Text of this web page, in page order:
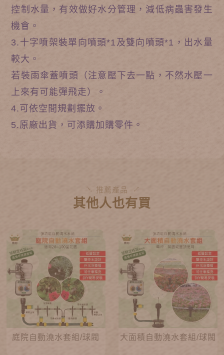
控制水量，有效做好水分管理， 減低病蟲害發生
機會。
3.十字噴架裝單向噴頭*1及雙向噴頭*1，出水量
較大。
若裝雨傘蓋噴頭（注意壓下去一點，不然水壓一
上來有可能彈飛走）。
4.可依空間規劃擺放。
5.原廠出貨，可添購加購零件。
推薦產品
其他人也有買
庭院自動澆水套組/球閥 大面積自動澆水套組/球閥